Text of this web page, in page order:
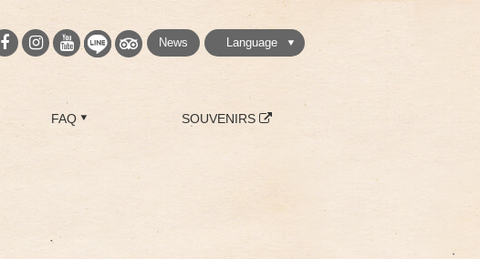
News
Language
FAQ SOUVENIRS